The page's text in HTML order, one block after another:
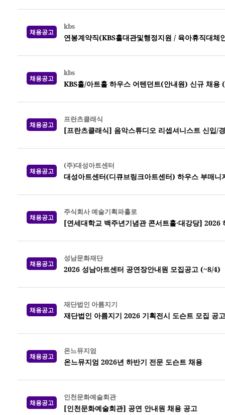
채용공고
kbs
연봉계약직(KBS홀대관및행정지원 / 육아휴직대
채용공고
kbs
KBS홀/아트홀 하우스 어텐던트(안내원) 신규 채용
채용공고
프란츠클래식
[프란츠클래식] 음악스튜디오 리셉셔니스트 신입/
채용공고
(주)대성아트센터
대성아트센터(디큐브링크아트센터) 하우스 부매니
채용공고
주식회사 예술기획파홀로
[연세대학교 백주년기념관 콘서트홀·대강당] 2026
채용공고
성남문화재단
2026 성남아트센터 공연장안내원 모집공고 (~8/4)
채용공고
재단법인 아름지기
재단법인 아름지기 2026 기획전시 도슨트 모집 공고
채용공고
온느뮤지엄
온느뮤지엄 2026년 하반기 전문 도슨트 채용
채용공고
인천문화예술회관
[인천문화예술회관] 공연 안내원 채용 공고